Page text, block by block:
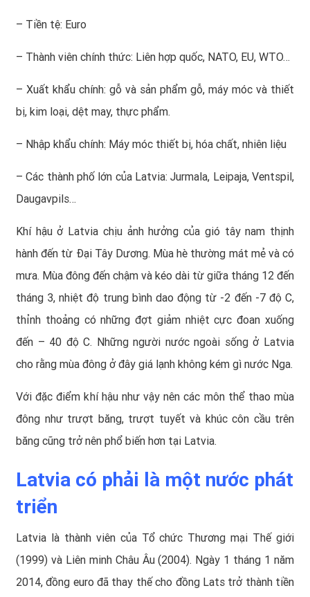
– Tiền tệ: Euro
– Thành viên chính thức: Liên hợp quốc, NATO, EU, WTO…
– Xuất khẩu chính: gỗ và sản phẩm gỗ, máy móc và thiết
bị, kim loại, dệt may, thực phẩm.
– Nhập khẩu chính: Máy móc thiết bị, hóa chất, nhiên liệu
– Các thành phố lớn của Latvia: Jurmala, Leipaja, Ventspil,
Daugavpils…
Khí hậu ở Latvia chịu ảnh hưởng của gió tây nam thịnh
hành đến từ Đại Tây Dương. Mùa hè thường mát mẻ và có
mưa. Mùa đông đến chậm và kéo dài từ giữa tháng 12 đến
tháng 3, nhiệt độ trung bình dao động từ -2 đến -7 độ C,
thỉnh thoảng có những đợt giảm nhiệt cực đoan xuống
đến – 40 độ C. Những người nước ngoài sống ở Latvia
cho rằng mùa đông ở đây giá lạnh không kém gì nước Nga.
Với đặc điểm khí hậu như vậy nên các môn thể thao mùa
đông như trượt băng, trượt tuyết và khúc côn cầu trên
băng cũng trở nên phổ biến hơn tại Latvia.
Latvia có phải là một nước phát
triển
Latvia là thành viên của Tổ chức Thương mại Thế giới
(1999) và Liên minh Châu Âu (2004). Ngày 1 tháng 1 năm
2014, đồng euro đã thay thế cho đồng Lats trở thành tiền